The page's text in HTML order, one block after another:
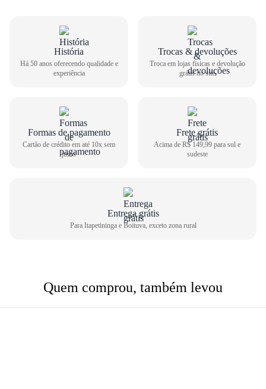
História
Há 50 anos oferecendo qualidade e
experiência
Trocas & devoluções
Troca em lojas físicas e devolução
grátis no site
Formas de pagamento
Cartão de crédito em até 10x sem
juros
Frete grátis
Acima de R$ 149,99 para sul e
sudeste
Entrega grátis
Para Itapetininga e Boituva, exceto zona rural
Quem comprou, também levou